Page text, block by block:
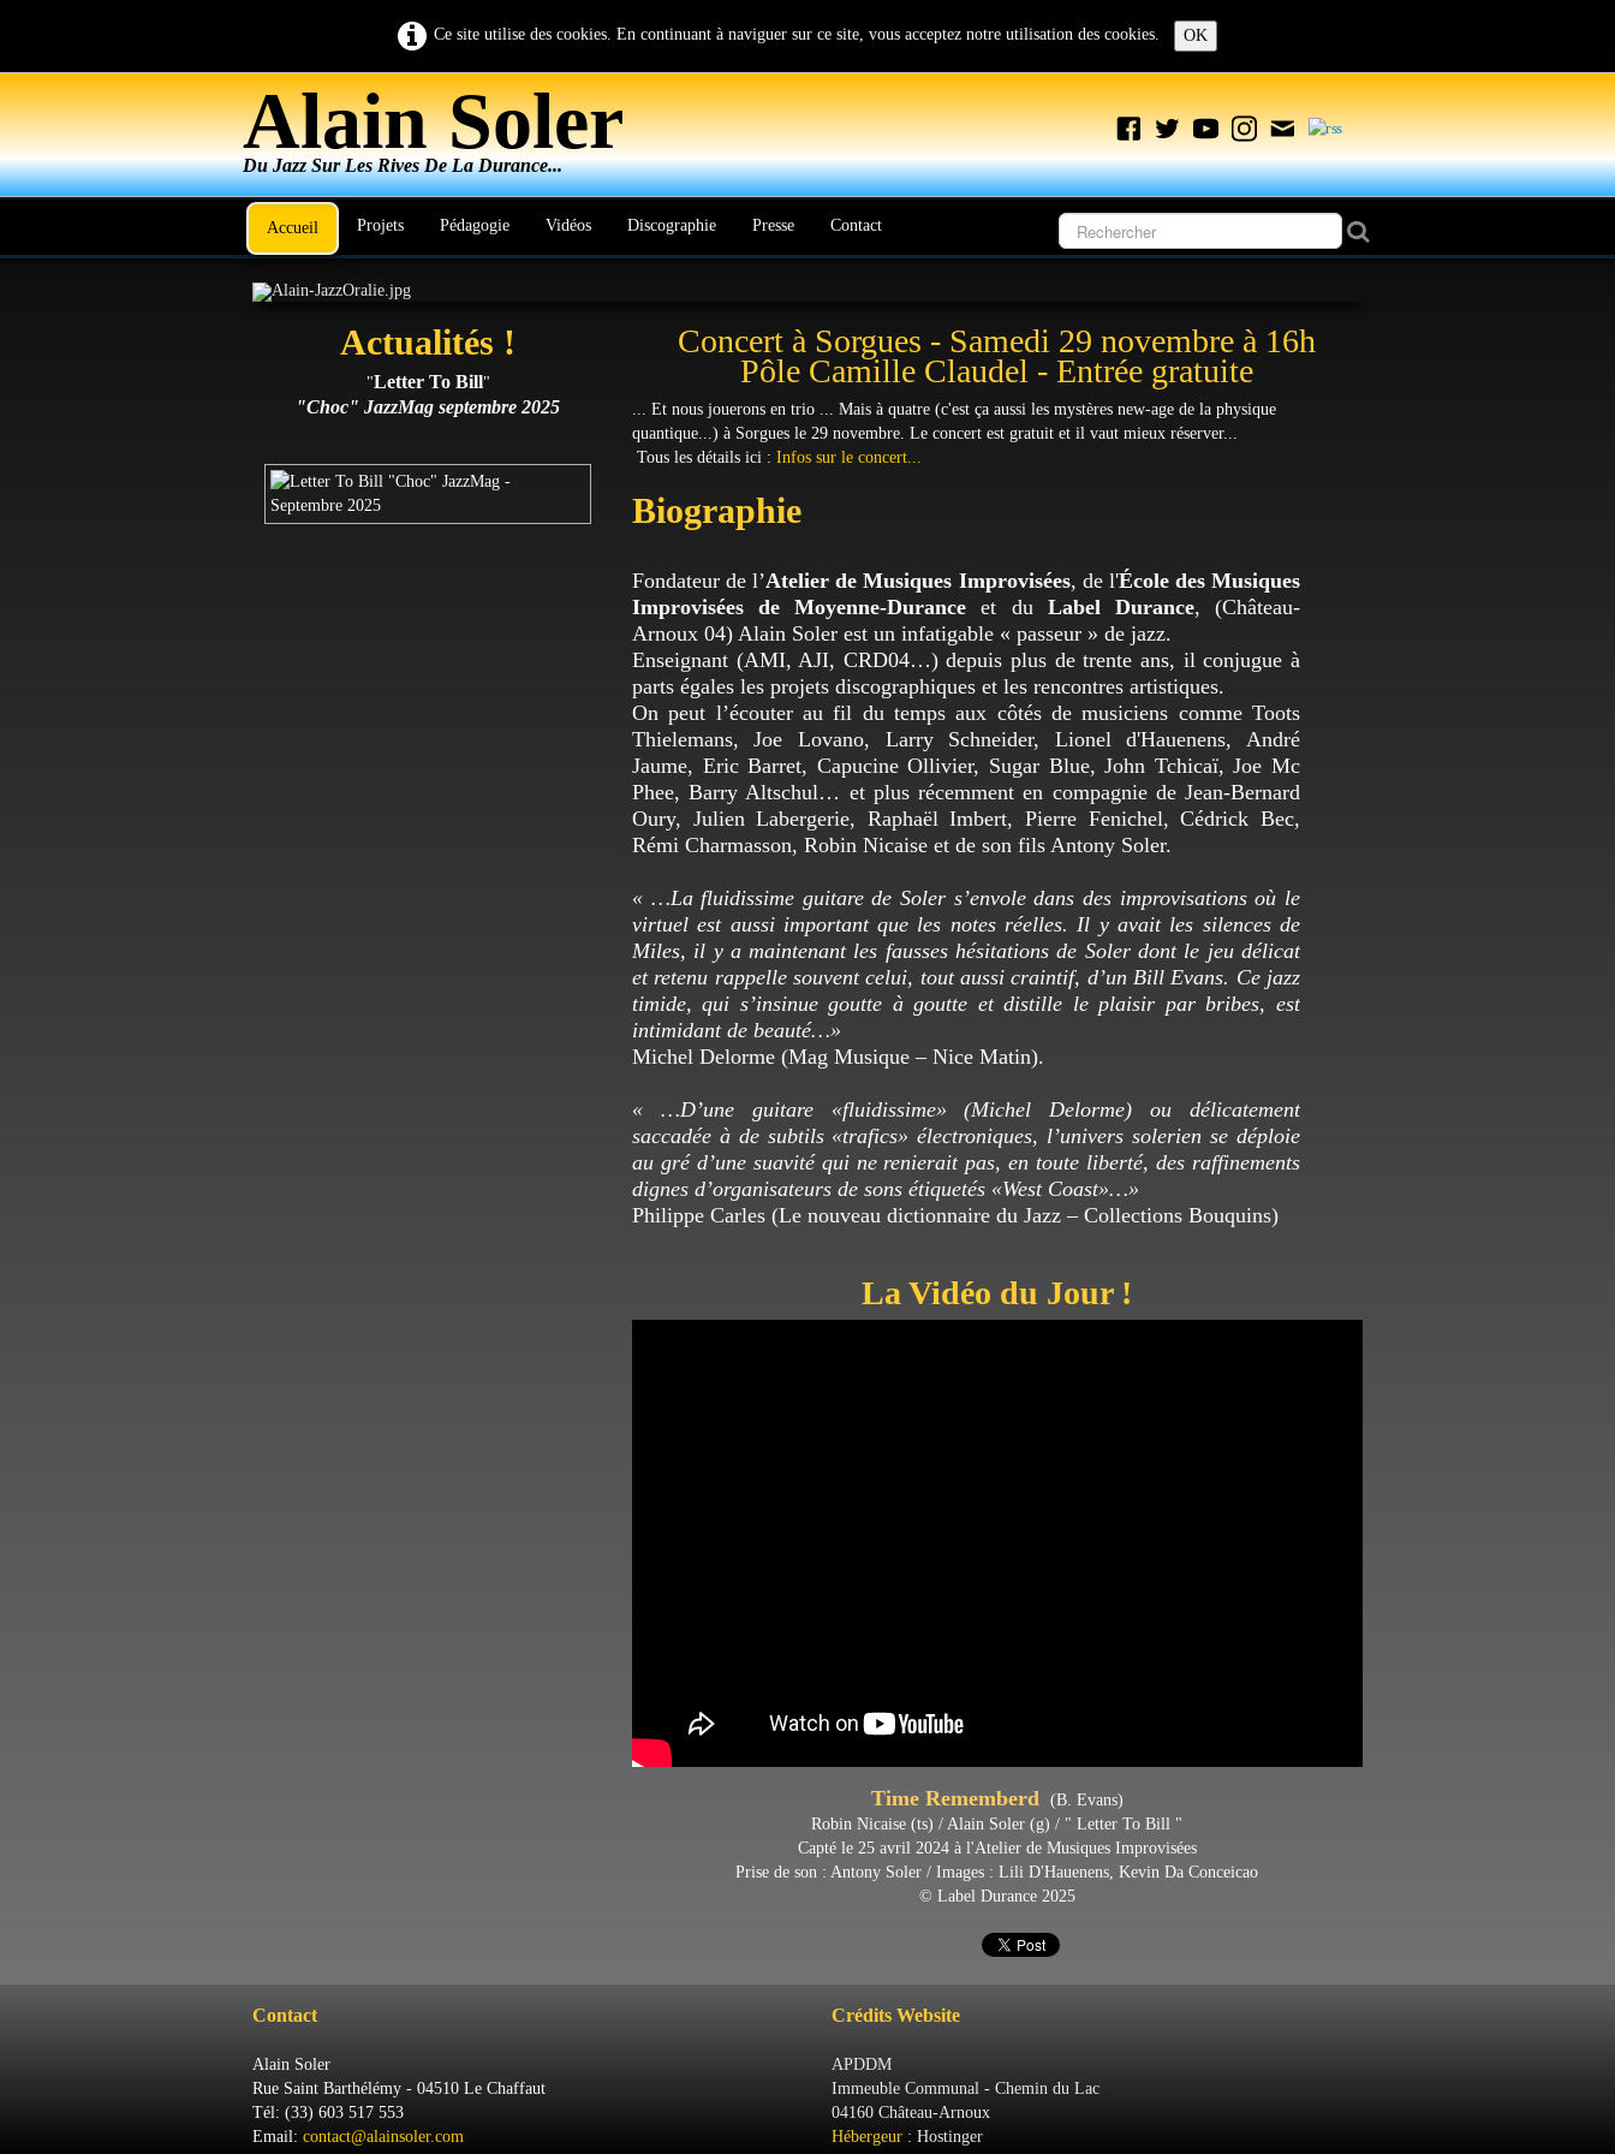
Ce site utilise des cookies. En continuant à naviguer sur ce site, vous acceptez notre utilisation des cookies. OK
AlainSoler
Du Jazz Sur Les Rives De La Durance...
Accueil Projets Pédagogie Vidéos Discographie Presse Contact
Actualités !
"Letter To Bill"
"Choc" JazzMag septembre 2025
Concert à Sorgues - Samedi 29 novembre à 16h
Pôle Camille Claudel - Entrée gratuite
... Et nous jouerons en trio ... Mais à quatre (c'est ça aussi les mystères new-age de la physique
quantique...) à Sorgues le 29 novembre. Le concert est gratuit et il vaut mieux réserver...
Tous les détails ici : Infos sur le concert...
Biographie
Fondateur de l’Atelier de Musiques Improvisées, de l'École des Musiques
Improvisées de Moyenne-Durance et du Label Durance, (Château-
Arnoux 04) Alain Soler est un infatigable « passeur » de jazz.
Enseignant (AMI, AJI, CRD04…) depuis plus de trente ans, il conjugue à
parts égales les projets discographiques et les rencontres artistiques.
On peut l’écouter au fil du temps aux côtés de musiciens comme Toots
Thielemans, Joe Lovano, Larry Schneider, Lionel d'Hauenens, André
Jaume, Eric Barret, Capucine Ollivier, Sugar Blue, John Tchicaï, Joe Mc
Phee, Barry Altschul… et plus récemment en compagnie de Jean-Bernard
Oury, Julien Labergerie, Raphaël Imbert, Pierre Fenichel, Cédrick Bec,
Rémi Charmasson, Robin Nicaise et de son fils Antony Soler.
« …La fluidissime guitare de Soler s’envole dans des improvisations où le
virtuel est aussi important que les notes réelles. Il y avait les silences de
Miles, il y a maintenant les fausses hésitations de Soler dont le jeu délicat
et retenu rappelle souvent celui, tout aussi craintif, d’un Bill Evans. Ce jazz
timide, qui s’insinue goutte à goutte et distille le plaisir par bribes, est
intimidant de beauté…»
Michel Delorme (Mag Musique – Nice Matin).
« …D’une guitare «fluidissime» (Michel Delorme) ou délicatement
saccadée à de subtils «trafics» électroniques, l’univers solerien se déploie
au gré d’une suavité qui ne renierait pas, en toute liberté, des raffinements
dignes d’organisateurs de sons étiquetés «West Coast»…»
Philippe Carles (Le nouveau dictionnaire du Jazz – Collections Bouquins)
La Vidéo du Jour !
Time Rememberd (B. Evans)
Robin Nicaise (ts) / Alain Soler (g) / " Letter To Bill "
Capté le 25 avril 2024 à l'Atelier de Musiques Improvisées
Prise de son : Antony Soler / Images : Lili D'Hauenens, Kevin Da Conceicao
© Label Durance 2025
Contact
Alain Soler
Rue Saint Barthélémy - 04510 Le Chaffaut
Tél: (33) 603 517 553
Email: contact@alainsoler.com
Crédits Website
APDDM
Immeuble Communal - Chemin du Lac
04160 Château-Arnoux
Hébergeur : Hostinger